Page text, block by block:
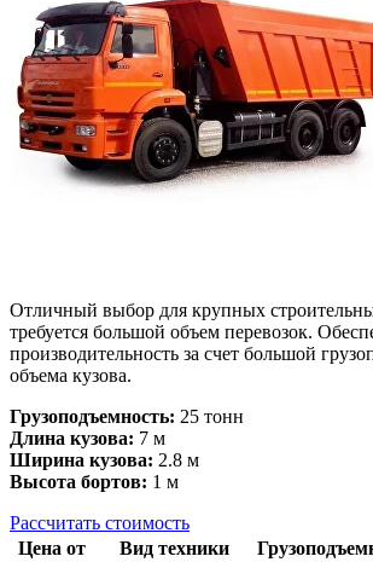
Отличный выбор для крупных
требуется большой объем перевозок.
производительность за счет большой
объема кузова.
Грузоподъемность: 25 тонн
Длина кузова: 7 м
Ширина кузова: 2.8 м
Высота бортов: 1 м
Рассчитать стоимость
Цена от
Вид техники